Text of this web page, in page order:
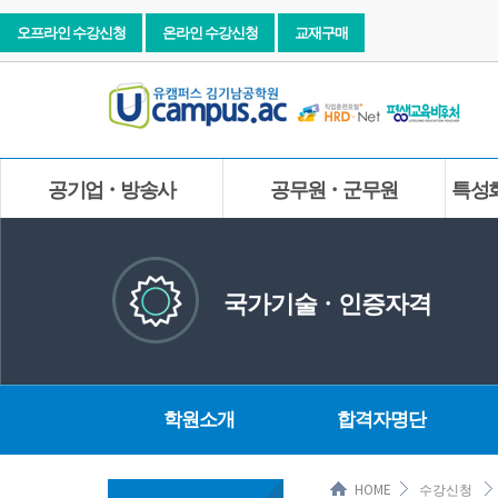
오프라인 수강신청 온라인 수강신청 교재구매
공기업ㆍ방송사 공무원ㆍ군무원 특성
국가기술ㆍ인증자격
학원소개 합격자명단
HOME 수강신청